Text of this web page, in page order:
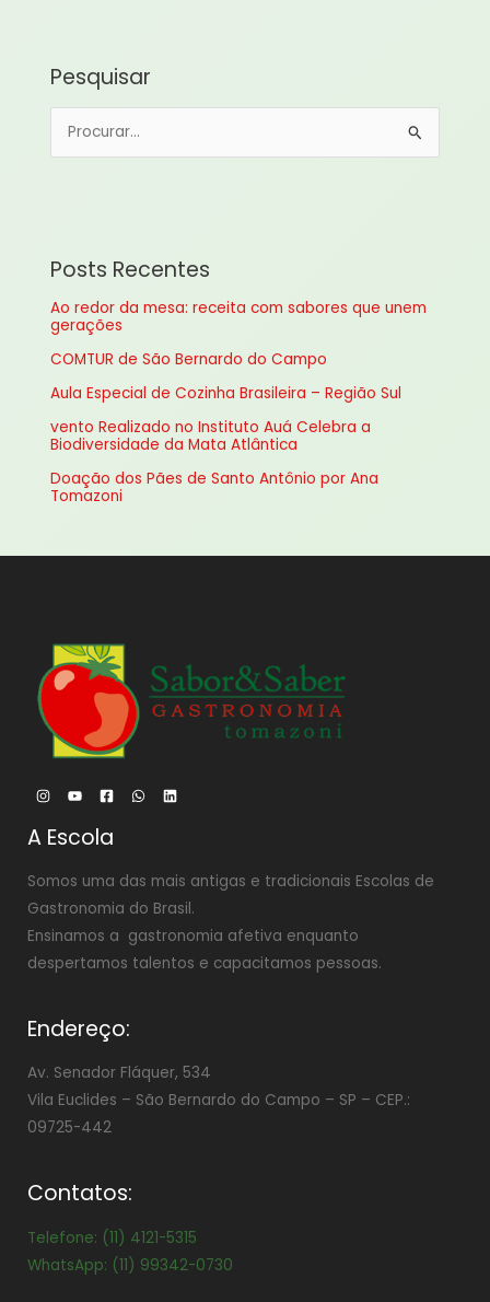
Pesquisar
i
s
p
o
:
Posts Recentes
Ao redor da mesa: receita com sabores que unem
gerações
COMTUR de São Bernardo do Campo
Aula Especial de Cozinha Brasileira – Região Sul
vento Realizado no Instituto Auá Celebra a
Biodiversidade da Mata Atlântica
Doação dos Pães de Santo Antônio por Ana
Tomazoni
A Escola
Somos uma das mais antigas e tradicionais Escolas de
Gastronomia do Brasil.
Ensinamos a gastronomia afetiva enquanto
despertamos talentos e capacitamos pessoas.
Endereço:
Av. Senador Fláquer, 534
Vila Euclides – São Bernardo do Campo – SP – CEP.:
09725-442
Contatos:
Telefone: (11) 4121-5315
WhatsApp: (11) 99342-0730